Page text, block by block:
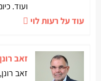
ועוד.
עוד על רעות לוי
זאב רונן